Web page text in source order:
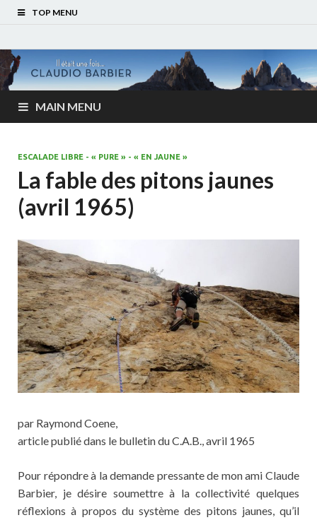
TOP MENU
MAIN MENU
ESCALADE LIBRE - « PURE » - « EN JAUNE »
La fable des pitons jaunes
(avril 1965)
par Raymond Coene,
article publié dans le bulletin du C.A.B., avril 1965
Pour répondre à la demande pressante de mon ami Claude
Barbier, je désire soumettre à la collectivité quelques
réflexions à propos du système des pitons jaunes, qu’il